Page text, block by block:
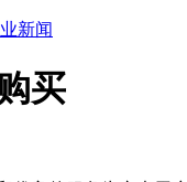
新闻
买